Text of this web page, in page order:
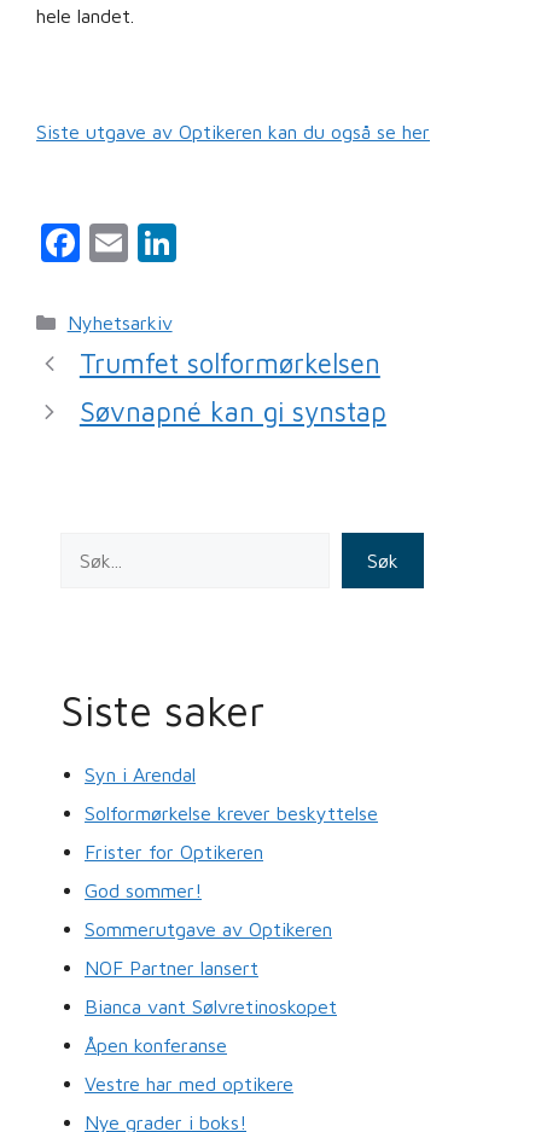
hele landet.
Siste utgave av Optikeren kan du også se her
F
c
e
b
o
E
ai
l
e
dI
n
Kategorier
Nyhetsarkiv
Trumfet solformørkelsen
Søvnapné kan gi synstap
Søk
Siste saker
Syn i Arendal
Solformørkelse krever beskyttelse
Frister for Optikeren
God sommer!
Sommerutgave av Optikeren
NOF Partner lansert
Bianca vant Sølvretinoskopet
Åpen konferanse
Vestre har med optikere
Nye grader i boks!